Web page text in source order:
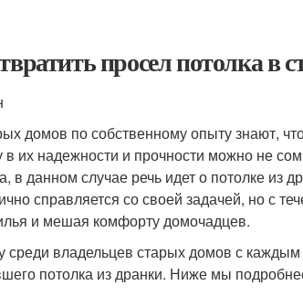
просел потолка в
домов по собственному опыту знают,
их надежности и прочности можно не
в данном случае речь идет о потолке из
справляется со своей задачей, но с
и мешая комфорту домочадцев.
владельцев старых домов с
потолка из дранки. Ниже мы